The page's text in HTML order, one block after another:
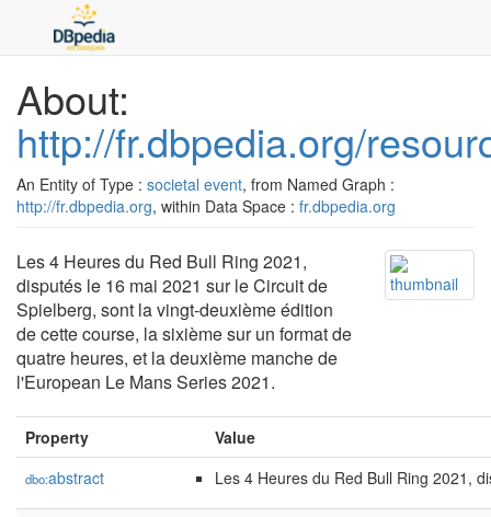
About:
http://fr.dbpedia.org/
An Entity of Type : societal event, from Named Graph :
http://fr.dbpedia.org, within Data Space : fr.dbpedia.org
Les 4 Heures du Red Bull Ring 2021,
disputés le 16 mai 2021 sur le Circuit de
Spielberg, sont la vingt-deuxième édition
de cette course, la sixième sur un format de
quatre heures, et la deuxième manche de
l'European Le Mans Series 2021.
Property Value
dbo:abstract Les 4 Heures du Red Bull Ring 2021,